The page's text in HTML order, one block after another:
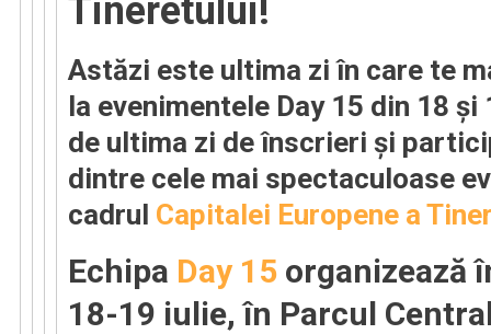
Tineretului!
Astăzi este ultima zi în care te
la evenimentele Day 15 din 18
de ultima zi de înscrieri și
dintre cele mai spectaculoase
cadrul Capitalei Europene a
Echipa Day 15organizează
18-19 iulie, în Parcul